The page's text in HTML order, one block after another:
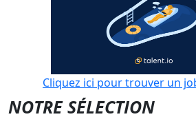
Cliquez ici pour trouver un
NOTRE SÉLECTION